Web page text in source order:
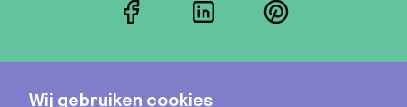
FacebookLinkedInPinterest
Instagram